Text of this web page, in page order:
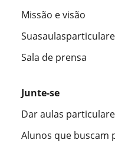
Missão e visão
Sala de prensa
Junte-se
Dar aulas
Alunos que buscam